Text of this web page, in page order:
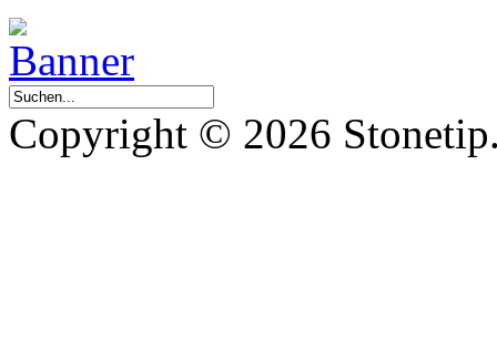
Copyright © 2026